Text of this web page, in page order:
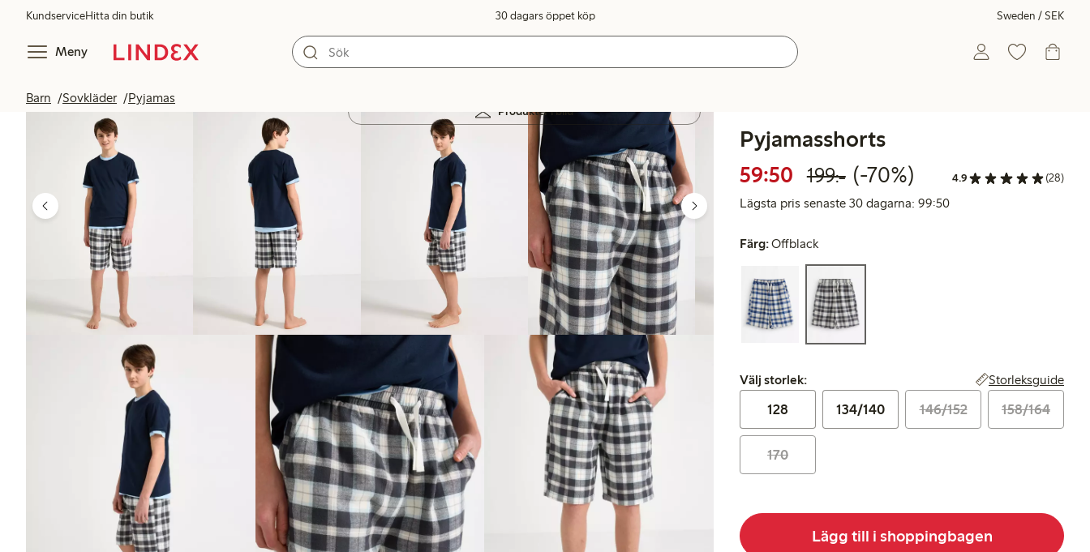
KundserviceHitta din butik 30 dagars öppet köp Sweden / SEK
Meny
Barn Sovkläder Pyjamas
Produkter i bild
Pyjamasshorts
59:50 Rabatterat pris: 59,50 kr
199:-Ordinarie pris: 199,00 kr
70% rabatt
(-70%) 4.9 (28)
Lägsta pris senaste 30 dagarna: 99:50Lägsta pris senaste 30
Färg:Offblack
Välj storlek:
Välj storlek: Storleksguide
128 134/140 146/152 158/164
170
Lägg till i shoppingbagen